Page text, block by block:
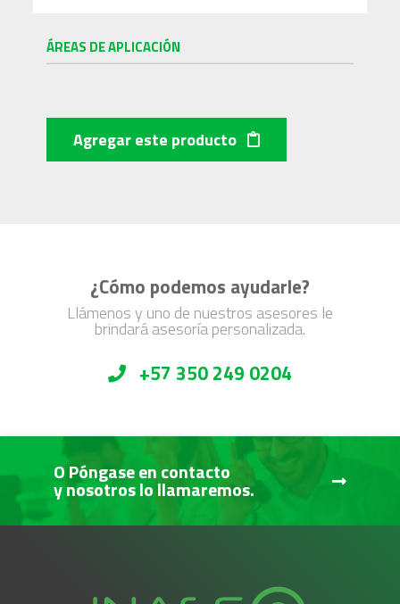
ÁREAS DE APLICACIÓN
Agregar este producto
¿Cómo podemos ayudarle?
Llámenos y uno de nuestros asesores le
brindará asesoría personalizada.
+57 350 249 0204
O Póngase en contacto
y nosotros lo llamaremos.